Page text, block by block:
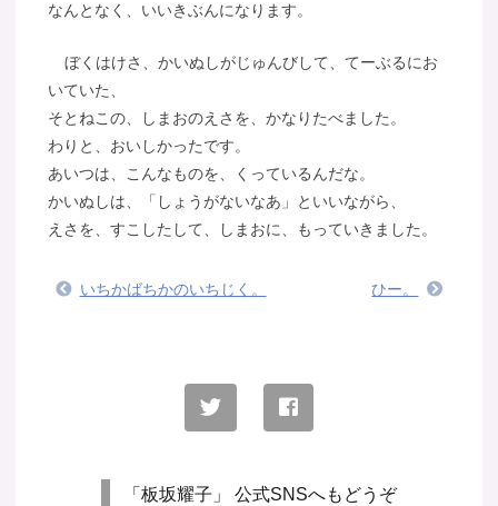
なんとなく、いいきぶんになります。
ぼくはけさ、かいぬしがじゅんびして、てーぶるにお
いていた、
そとねこの、しまおのえさを、かなりたべました。
わりと、おいしかったです。
あいつは、こんなものを、くっているんだな。
かいぬしは、「しょうがないなあ」といいながら、
えさを、すこしたして、しまおに、もっていきました。
いちかばちかのいちじく。 ひー。
「板坂耀子」 公式SNSへもどうぞ